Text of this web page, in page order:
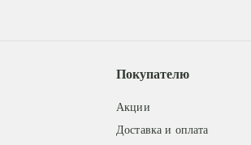
Покупателю
Акции
Доставка и оплата